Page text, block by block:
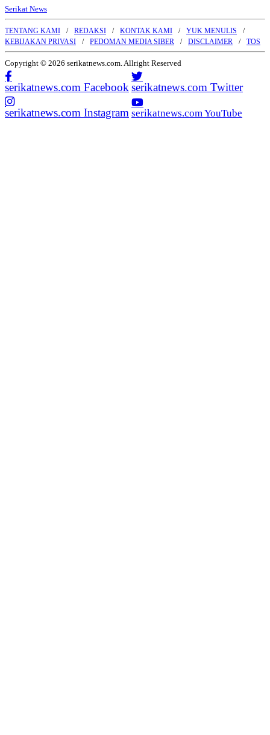
Serikat News
TENTANG KAMI REDAKSI KONTAK KAMI
YUK MENULIS
KEBIJAKAN PRIVASI
PEDOMAN MEDIA SIBER DISCLAIMER TOS
Copyright © 2026 serikatnews.com. Allright Reserved
serikatnews.com Facebook serikatnews.com Twitter
serikatnews.com Instagram serikatnews.com YouTube